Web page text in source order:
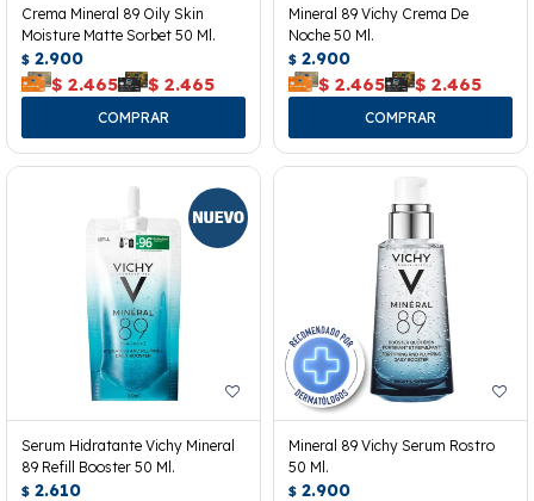
Crema Mineral 89 Oily Skin
Moisture Matte Sorbet 50 Ml.
$ 2.900
$ 2.465 $ 2.465
Mineral 89 Vichy Crema De
Noche 50 Ml.
$ 2.900
$ 2.465 $ 2.465
Serum Hidratante Vichy Mineral
89 Refill Booster 50 Ml.
$ 2.610
Mineral 89 Vichy Serum Rostro
50 Ml.
$ 2.900